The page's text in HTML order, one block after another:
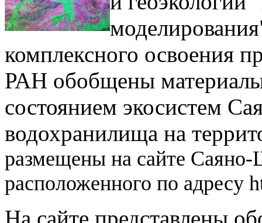
комплексного освоения
РАН обобщены
состоянием экосистем
водохранилища на
размещены на сайте
расположенного по адресу
На сайте представлены